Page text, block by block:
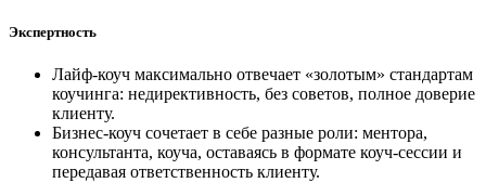
Экспертность
Лайф-коуч максимально отвечает «золотым» стандартам
коучинга: недирективность, без советов, полное доверие
клиенту.
Бизнес-коуч сочетает в себе разные роли: ментора,
консультанта, коуча, оставаясь в формате коуч-сессии и
передавая ответственность клиенту.